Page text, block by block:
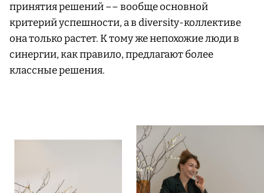
принятия решений –– вообще основной
критерий успешности, а в diversity-коллективе
она только растет. К тому же непохожие люди в
синергии, как правило, предлагают более
классные решения.